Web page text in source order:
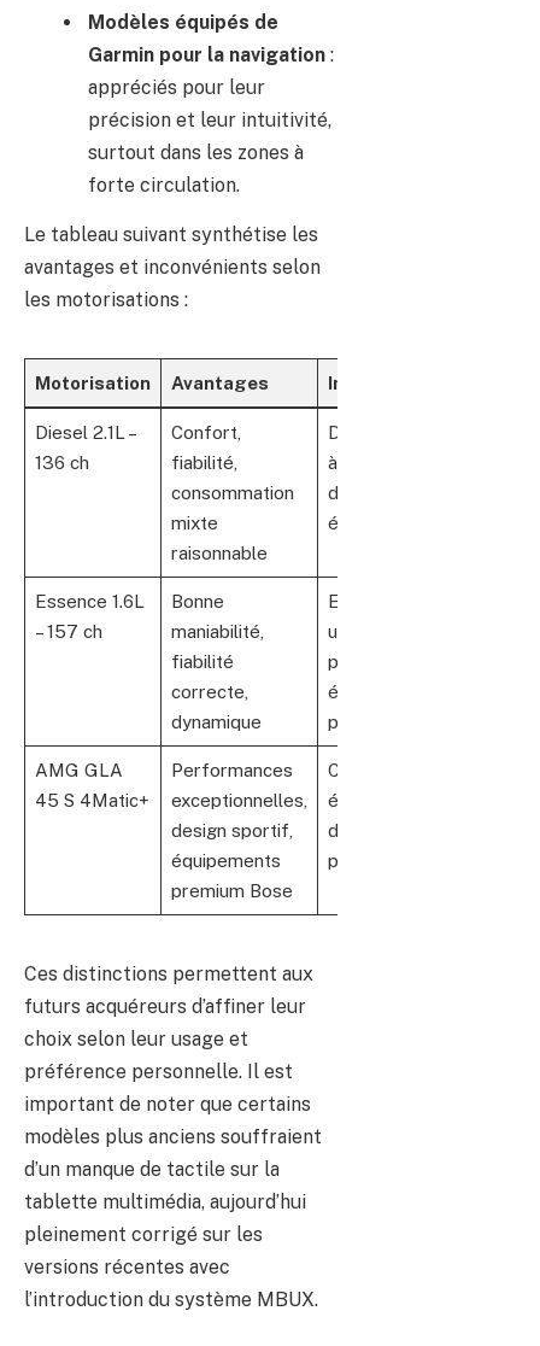
Modèles équipés de
Garmin pour la navigation :
appréciés pour leur
précision et leur intuitivité,
surtout dans les zones à
forte circulation.
Le tableau suivant synthétise les
avantages et inconvénients selon
les motorisations :
Motorisation Avantages Inconvénients
Diesel 2.1L –
136 ch
Confort,
fiabilité,
consommation
mixte
raisonnable
Diesel bruyant
à l’arrêt, coût
d’entretien
élevé
Essence 1.6L
– 157 ch
Bonne
maniabilité,
fiabilité
correcte,
dynamique
Espace arrière
un peu limité,
pannes
électroniques
possibles
AMG GLA
45 S 4Matic+
Performances
exceptionnelles,
design sportif,
équipements
premium Bose
Consommation
élevée, coût
d’entretien
plus important
Ces distinctions permettent aux
futurs acquéreurs d’affiner leur
choix selon leur usage et
préférence personnelle. Il est
important de noter que certains
modèles plus anciens souffraient
d’un manque de tactile sur la
tablette multimédia, aujourd’hui
pleinement corrigé sur les
versions récentes avec
l’introduction du système MBUX.